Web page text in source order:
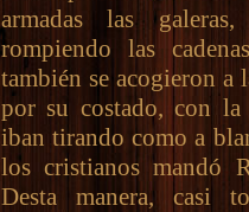
armadas las
rompiendo las
también se acogieron a
por su costado, con
iban tirando como a
los cristianos mandó
Desta manera, casi